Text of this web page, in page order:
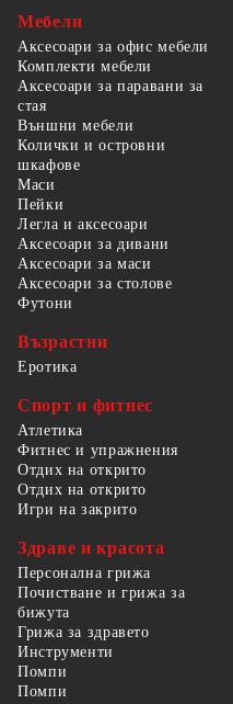
Мебели
Аксесоари за офис мебели
Комплекти мебели
Аксесоари за паравани за
стая
Външни мебели
Колички и островни
шкафове
Маси
Пейки
Легла и аксесоари
Аксесоари за дивани
Аксесоари за маси
Аксесоари за столове
Футони
Възрастни
Еротика
Спорт и фитнес
Атлетика
Фитнес и упражнения
Отдих на открито
Отдих на открито
Игри на закрито
Здраве и красота
Персонална грижа
Почистване и грижа за
бижута
Грижа за здравето
Инструменти
Помпи
Помпи